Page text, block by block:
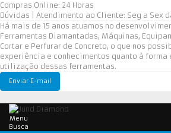
Compras Online: 24 Horas
Dúvidas | Atendimento ao Cliente: Seg a Sex
Há mais de 15 anos atuamos no
Ferramentas Diamantadas, Máquinas,
Cortar e Perfurar de Concreto, o que nos
experiência e conhecimentos quanto à forma
utilização dessas ferramentas.
Enviar E-mail
Menu
Busca